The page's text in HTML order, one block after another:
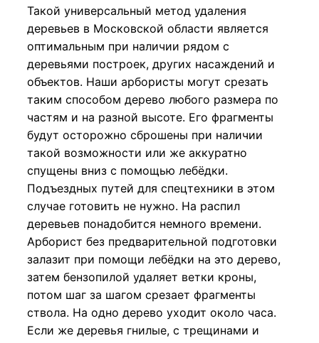
Такой универсальный метод удаления
деревьев в Московской области является
оптимальным при наличии рядом с
деревьями построек, других насаждений и
объектов. Наши арбористы могут срезать
таким способом дерево любого размера по
частям и на разной высоте. Его фрагменты
будут осторожно сброшены при наличии
такой возможности или же аккуратно
спущены вниз с помощью лебёдки.
Подъездных путей для спецтехники в этом
случае готовить не нужно. На распил
деревьев понадобится немного времени.
Арборист без предварительной подготовки
залазит при помощи лебёдки на это дерево,
затем бензопилой удаляет ветки кроны,
потом шаг за шагом срезает фрагменты
ствола. На одно дерево уходит около часа.
Если же деревья гнилые, с трещинами и